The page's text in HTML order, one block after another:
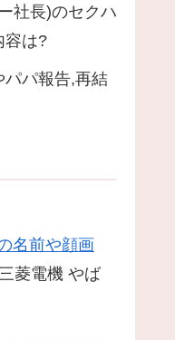
社長)のセクハ
容は?
パパ報告,再結
名前や顔画
菱電機 やば